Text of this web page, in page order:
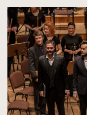
spowoduje
powiększenie
zdjęcia
do
rozmiarów
oryginalnych